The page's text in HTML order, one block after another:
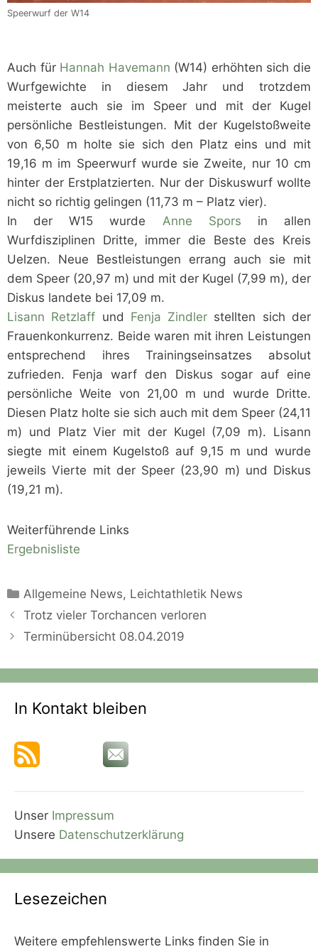
Speerwurf der W14
Auch für Hannah Havemann (W14) erhöhten sich die
Wurfgewichte in diesem Jahr und trotzdem
meisterte auch sie im Speer und mit der Kugel
persönliche Bestleistungen. Mit der Kugelstoßweite
von 6,50 m holte sie sich den Platz eins und mit
19,16 m im Speerwurf wurde sie Zweite, nur 10 cm
hinter der Erstplatzierten. Nur der Diskuswurf wollte
nicht so richtig gelingen (11,73 m – Platz vier).
In der W15 wurde Anne Spors in allen
Wurfdisziplinen Dritte, immer die Beste des Kreis
Uelzen. Neue Bestleistungen errang auch sie mit
dem Speer (20,97 m) und mit der Kugel (7,99 m), der
Diskus landete bei 17,09 m.
Lisann Retzlaff und Fenja Zindler stellten sich der
Frauenkonkurrenz. Beide waren mit ihren Leistungen
entsprechend ihres Trainingseinsatzes absolut
zufrieden. Fenja warf den Diskus sogar auf eine
persönliche Weite von 21,00 m und wurde Dritte.
Diesen Platz holte sie sich auch mit dem Speer (24,11
m) und Platz Vier mit der Kugel (7,09 m). Lisann
siegte mit einem Kugelstoß auf 9,15 m und wurde
jeweils Vierte mit der Speer (23,90 m) und Diskus
(19,21 m).
Weiterführende Links
Ergebnisliste
Kategorien
Allgemeine News, Leichtathletik News
Trotz vieler Torchancen verloren
Terminübersicht 08.04.2019
In Kontakt bleiben
Unser Impressum
Unsere Datenschutzerklärung
Lesezeichen
Weitere empfehlenswerte Links finden Sie in